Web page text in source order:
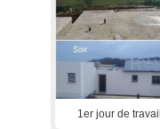
1er jour de